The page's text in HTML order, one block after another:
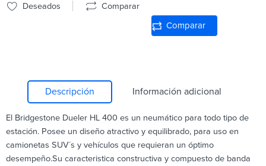
Deseados Comparar
Comparar
Descripción Información adicional
El Bridgestone Dueler HL 400 es un neumático para todo tipo de
estación. Posee un diseño atractivo y equilibrado, para uso en
camionetas SUV´s y vehículos que requieran un óptimo
desempeño.Su caracteristica constructiva y compuesto de banda